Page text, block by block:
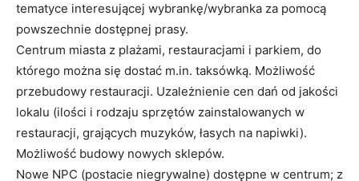
tematyce interesującej wybrankę/wybranka za pomocą
powszechnie dostępnej prasy.
Centrum miasta z plażami, restauracjami i parkiem, do
którego można się dostać m.in. taksówką. Możliwość
przebudowy restauracji. Uzależnienie cen dań od jakości
lokalu (ilości i rodzaju sprzętów zainstalowanych w
restauracji, grających muzyków, łasych na napiwki).
Możliwość budowy nowych sklepów.
Nowe NPC (postacie niegrywalne) dostępne w centrum; z